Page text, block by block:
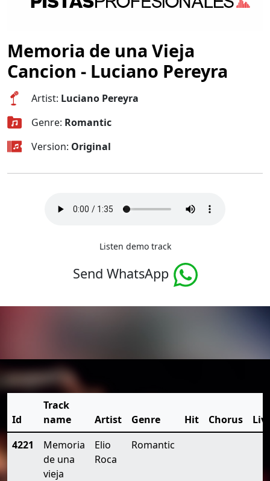
Memoria de una Vieja
Cancion - Luciano Pereyra
Artist: Luciano Pereyra
Genre: Romantic
Version: Original
Listen demo track
Send WhatsApp
Id
Track
name
Artist Genre Hit Chorus
4221
Memoria
de una
vieja
Elio
Roca
Romantic